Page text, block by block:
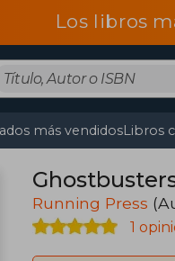
Los libros
más vendidosLibros
Running Press
1